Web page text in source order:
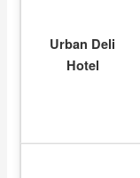
Urban Deli
Hotel